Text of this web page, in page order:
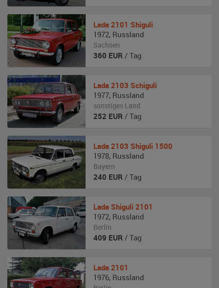
Lada 2101 Shiguli
1972, Russland
Sachsen
360 EUR / Tag
Lada 2103 Schiguli
1977, Russland
sonstiges Land
252 EUR / Tag
Lada 2103 Shiguli 1500
1978, Russland
Bayern
240 EUR / Tag
Lada Shiguli 2101
1972, Russland
Berlin
409 EUR / Tag
Lada 2101
1976, Russland